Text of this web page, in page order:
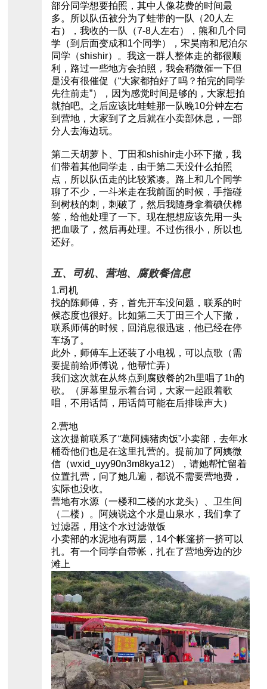
部分同学想要拍照，其中人像花费的时间最
多。所以队伍被分为了蛙带的一队（20人左
右），我收的一队（7-8人左右），熊和几个同
学（到后面变成和1个同学），宋昊南和尼泊尔
同学（shishir）。我这一群人整体走的都很顺
利，路过一些地方会拍照，我会稍微催一下但
是没有很催促（“大家都拍好了吗？拍完的同学
先往前走”），因为感觉时间是够的，大家想拍
就拍吧。之后应该比蛙蛙那一队晚10分钟左右
到营地，大家到了之后就在小卖部休息，一部
分人去海边玩。
第二天胡萝卜、丁田和shishir走小环下撤，我
们带着其他同学走，由于第二天没什么拍照
点，所以队伍走的比较紧凑。路上和几个同学
聊了不少，一斗米走在我前面的时候，手指碰
到树枝的刺，刺破了，然后我随身拿着碘伏棉
签，给他处理了一下。现在想想应该先用一头
把血吸了，然后再处理。不过伤很小，所以也
还好。
五、司机、营地、腐败餐信息
1.司机
找的陈师傅，夯，首先开车没问题，联系的时
候态度也很好。比如第二天丁田三个人下撤，
联系师傅的时候，回消息很迅速，他已经在停
车场了。
此外，师傅车上还装了小电视，可以点歌（需
要提前给师傅说，他帮忙弄）
我们这次就在从终点到腐败餐的2h里唱了1h的
歌。（屏幕里显示着台词，大家一起跟着歌
唱，不用话筒，用话筒可能在后排噪声大）
2.营地
这次提前联系了“葛阿姨猪肉饭”小卖部，去年水
桶岙他们也是在这里扎营的。提前加了阿姨微
信（wxid_uyy90n3m8kya12），请她帮忙留着
位置扎营，问了她几遍，都说不需要营地费，
实际也没收。
营地有水源（一楼和二楼的水龙头）、卫生间
（二楼）。阿姨说这个水是山泉水，我们拿了
过滤器，用这个水过滤做饭
小卖部的水泥地有两层，14个帐篷挤一挤可以
扎。有一个同学自带帐，扎在了营地旁边的沙
滩上